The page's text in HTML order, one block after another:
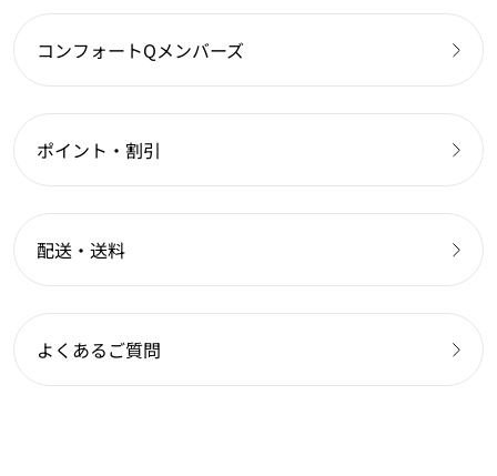
コンフォートQメンバーズ
ポイント・割引
配送・送料
よくあるご質問